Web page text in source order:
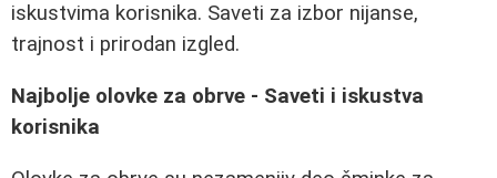
iskustvima korisnika. Saveti za izbor nijanse,
trajnost i prirodan izgled.
Najbolje olovke za obrve - Saveti i iskustva
korisnika